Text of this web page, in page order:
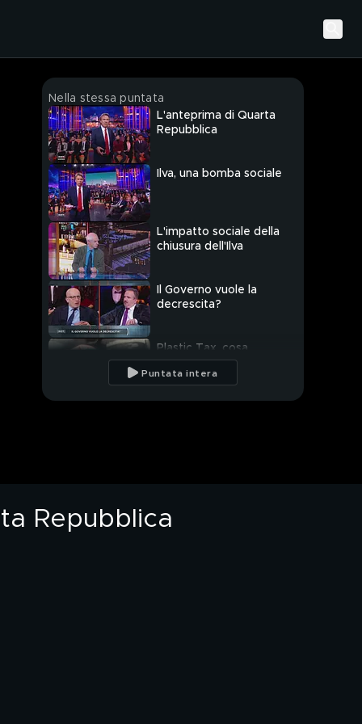
Nella stessa puntata
L'anteprima di Quarta
Repubblica
Ilva, una bomba sociale
L'impatto sociale della
chiusura dell'Ilva
Il Governo vuole la
decrescita?
Plastic Tax, cosa
cambierà?
Conte ed il Caso
Puntata intera
Repubblica